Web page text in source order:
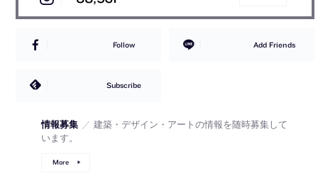
Follow Add Friends
Subscribe
情報募集 ／ 建築・デザイン・アートの情報を随時募集して
います。
More